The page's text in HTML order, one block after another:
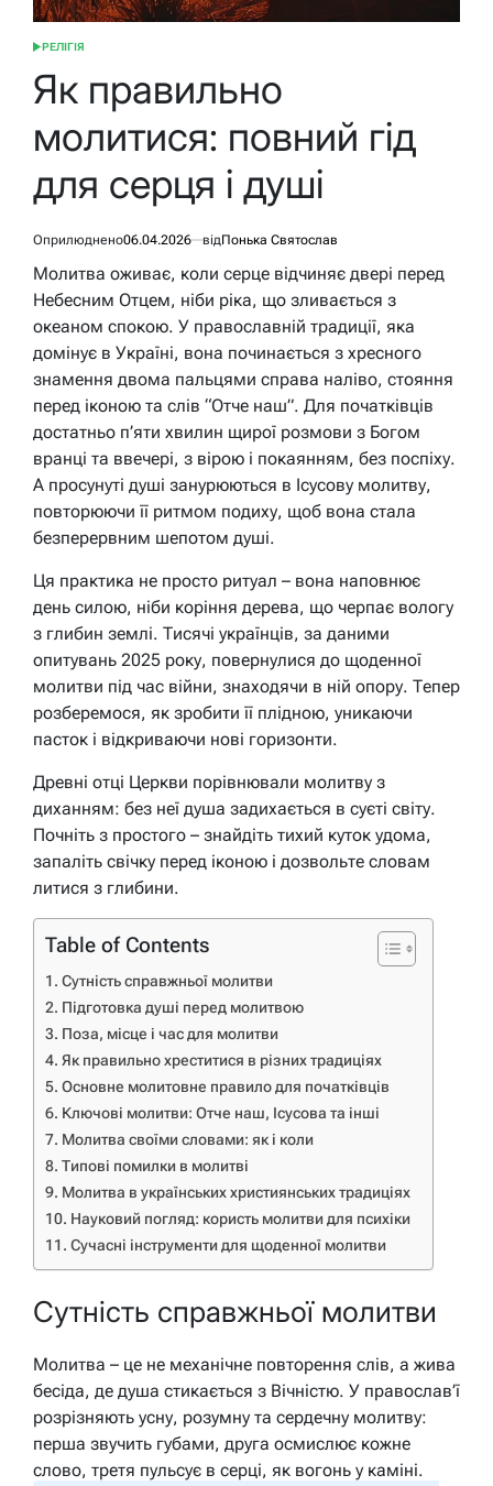
ОПУБЛІКУВАТИ
РЕЛІГІЯ
Як правильно
молитися: повний гід
для серця і душі
Оприлюднено06.04.2026 відПонька Святослав
Молитва оживає, коли серце відчиняє двері перед
Небесним Отцем, ніби ріка, що зливається з
океаном спокою. У православній традиції, яка
домінує в Україні, вона починається з хресного
знамення двома пальцями справа наліво, стояння
перед іконою та слів “Отче наш”. Для початківців
достатньо п’яти хвилин щирої розмови з Богом
вранці та ввечері, з вірою і покаянням, без поспіху.
А просунуті душі занурюються в Ісусову молитву,
повторюючи її ритмом подиху, щоб вона стала
безперервним шепотом душі.
Ця практика не просто ритуал – вона наповнює
день силою, ніби коріння дерева, що черпає вологу
з глибин землі. Тисячі українців, за даними
опитувань 2025 року, повернулися до щоденної
молитви під час війни, знаходячи в ній опору. Тепер
розберемося, як зробити її плідною, уникаючи
пасток і відкриваючи нові горизонти.
Древні отці Церкви порівнювали молитву з
диханням: без неї душа задихається в суєті світу.
Почніть з простого – знайдіть тихий куток удома,
запаліть свічку перед іконою і дозвольте словам
литися з глибини.
Table of Contents
Сутність справжньої молитви
Підготовка душі перед молитвою
Поза, місце і час для молитви
Як правильно хреститися в різних традиціях
Основне молитовне правило для початківців
Ключові молитви: Отче наш, Ісусова та інші
Молитва своїми словами: як і коли
Типові помилки в молитві
Молитва в українських християнських традиціях
Науковий погляд: користь молитви для психіки
Сучасні інструменти для щоденної молитви
Сутність справжньої молитви
Молитва – це не механічне повторення слів, а жива
бесіда, де душа стикається з Вічністю. У православ’ї
розрізняють усну, розумну та сердечну молитву:
перша звучить губами, друга осмислює кожне
слово, третя пульсує в серці, як вогонь у каміні.